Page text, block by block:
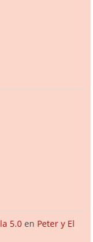
5.0 en Peter y El